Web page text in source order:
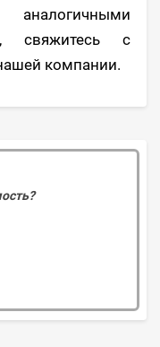
свяжитесь с
компании.